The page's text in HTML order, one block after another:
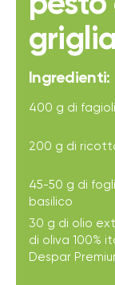
Ingredienti:
400 g di
200 g di
45-50 g di
basilico
30 g di olio
di oliva 100%
Despar